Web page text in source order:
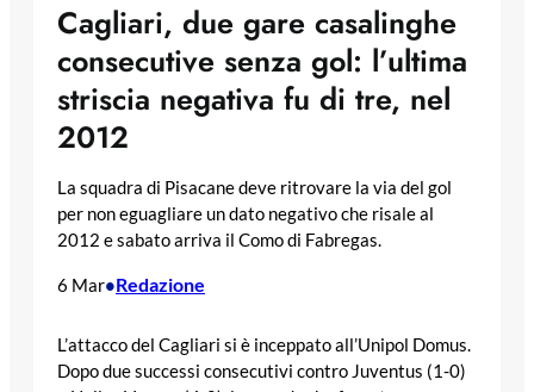
Cagliari, due gare casalinghe
consecutive senza gol: l’ultima
striscia negativa fu di tre, nel
2012
La squadra di Pisacane deve ritrovare la via del gol
per non eguagliare un dato negativo che risale al
2012 e sabato arriva il Como di Fabregas.
6 Mar•Redazione
L’attacco del Cagliari si è inceppato all’Unipol Domus.
Dopo due successi consecutivi contro Juventus (1-0)